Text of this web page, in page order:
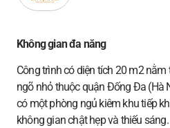
Không gian đa năng
Công trình có diện tích 20 m2
ngõ nhỏ thuộc quận Đống Đa (Hà
có một phòng ngủ kiêm khu tiếp
không gian chật hẹp và thiếu sáng.